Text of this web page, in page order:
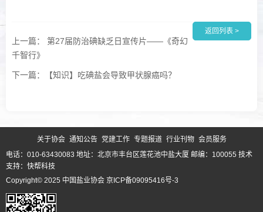
返回列表 >
上一篇： 第27届防治碘缺乏日宣传片——《奇幻
千智行》
下一篇：【知识】吃碘盐会导致甲状腺癌吗？
关于协会 通知公告 党建工作 专题报道 行业刊物 会员服务
电话：010-63430083 地址：北京市丰台区莲花池中盐大厦 邮编：100055 技术
支持：快帮科技
Copyright© 2025 中国盐业协会 京ICP备09095416号-3